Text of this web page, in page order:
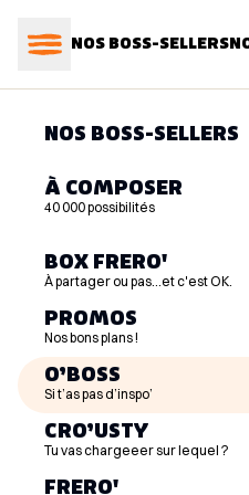
À partager ou pas...et c'est
+ Tout voir
NOS BOSS-SELLERS
NOS BOSS-SELLERS
À COMPOSER
40 000 possibilités
BOX FRERO'
À partager ou pas...et c'est OK.
PROMOS
Nos bons plans !
O’BOSS
Si t’as pas d’inspo’
CRO’USTY
Tu vas chargeeer sur lequel ?
FRERO'